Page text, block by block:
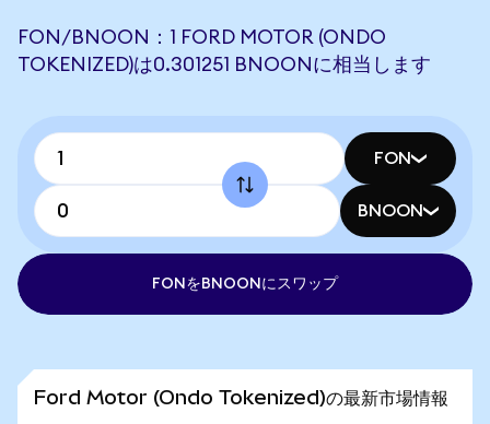
FON/BNOON：1 FORD MOTOR (ONDO
TOKENIZED)は0.301251 BNOONに相当します
FON
BNOON
FONをBNOONにスワップ
Ford Motor (Ondo Tokenized)の最新市場情報